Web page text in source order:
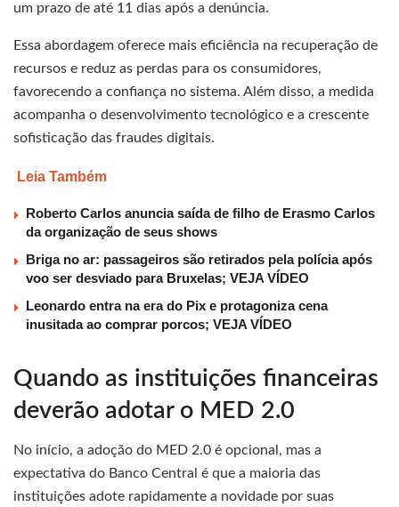
um prazo de até 11 dias após a denúncia.
Essa abordagem oferece mais eficiência na recuperação de
recursos e reduz as perdas para os consumidores,
favorecendo a confiança no sistema. Além disso, a medida
acompanha o desenvolvimento tecnológico e a crescente
sofisticação das fraudes digitais.
Leia Também
Roberto Carlos anuncia saída de filho de Erasmo Carlos
da organização de seus shows
Briga no ar: passageiros são retirados pela polícia após
voo ser desviado para Bruxelas; VEJA VÍDEO
Leonardo entra na era do Pix e protagoniza cena
inusitada ao comprar porcos; VEJA VÍDEO
Quando as instituições financeiras
deverão adotar o MED 2.0
No início, a adoção do MED 2.0 é opcional, mas a
expectativa do Banco Central é que a maioria das
instituições adote rapidamente a novidade por suas